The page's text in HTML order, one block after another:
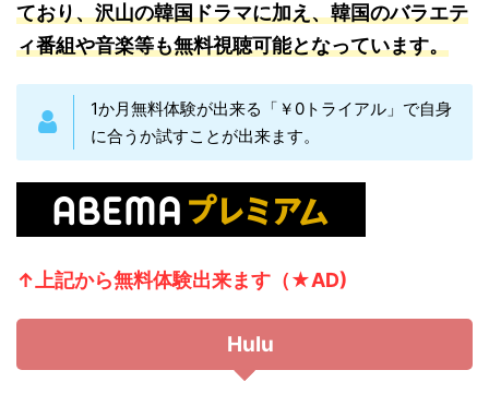
ており、沢山の韓国ドラマに加え、韓国のバラエテ
ィ番組や音楽等も無料視聴可能となっています。
1か月無料体験が出来る「￥0トライアル」で自身
に合うか試すことが出来ます。
↑上記から無料体験出来ます（★AD)
Hulu